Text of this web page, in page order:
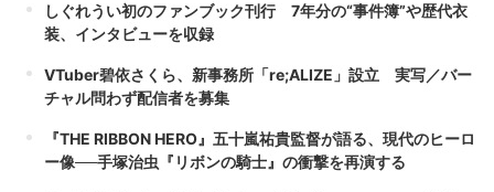
しぐれうい初のファンブック刊行 7年分の“事件簿”や歴代衣
装、インタビューを収録
VTuber碧依さくら、新事務所「re;ALIZE」設立 実写／バー
チャル問わず配信者を募集
『THE RIBBON HERO』五十嵐祐貴監督が語る、現代のヒーロ
ー像──手塚治虫『リボンの騎士』の衝撃を再演する